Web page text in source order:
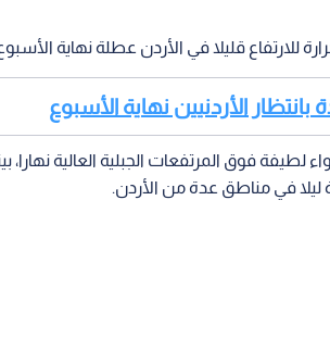
للارتفاع قليلا في الأردن عطلة نهاية
الأردنيين نهاية الأسبوع
فوق المرتفعات الجبلية العالية نهارا،
ليلا في مناطق عدة من الأردن.